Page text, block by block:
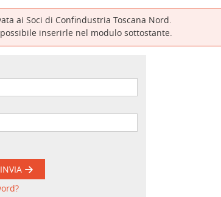
DI CONTROLLO
PICCOLA
GRUPPI DI ACQUISTO
ai Soci di Confindustria Toscana Nord.
inserirle nel modulo sottostante.
INVIA